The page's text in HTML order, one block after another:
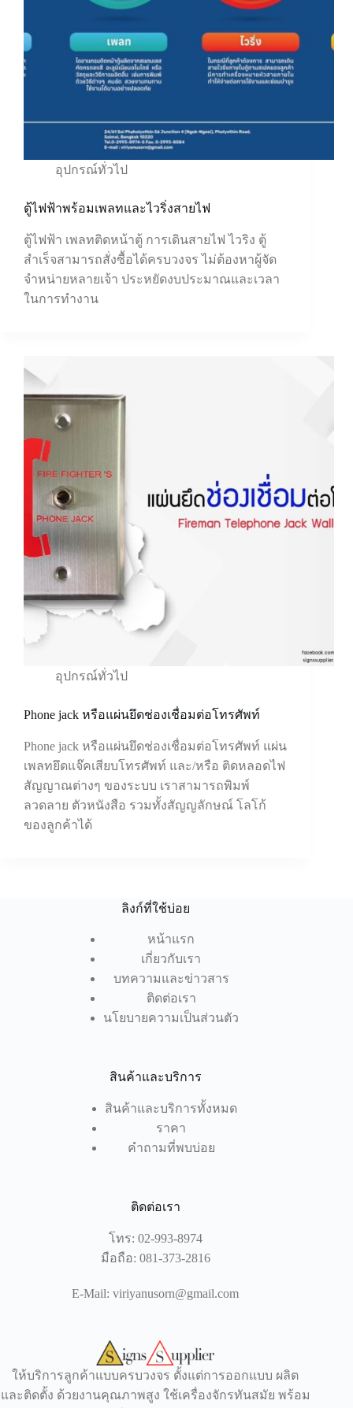
อุปกรณ์ทั่วไป
ตู้ไฟฟ้าพร้อมเพลทและไวริ่งสายไฟ
ตู้ไฟฟ้า เพลทติดหน้าตู้ การเดินสายไฟ ไวริง ตู้
สำเร็จสามารถสั่งซื้อได้ครบวงจร ไม่ต้องหาผู้จัด
จำหน่ายหลายเจ้า ประหยัดงบประมาณและเวลา
ในการทำงาน
อุปกรณ์ทั่วไป
Phone jack หรือแผ่นยึดช่องเชื่อมต่อโทรศัพท์
Phone jack หรือแผ่นยึดช่องเชื่อมต่อโทรศัพท์ แผ่น
เพลทยึดแจ๊คเสียบโทรศัพท์ และ/หรือ ติดหลอดไฟ
สัญญาณต่างๆ ของระบบ เราสามารถพิมพ์
ลวดลาย ตัวหนังสือ รวมทั้งสัญญลักษณ์ โลโก้
ของลูกค้าได้
ลิงก์ที่ใช้บ่อย
หน้าแรก
เกี่ยวกับเรา
บทความและข่าวสาร
ติดต่อเรา
นโยบายความเป็นส่วนตัว
สินค้าและบริการ
สินค้าและบริการทั้งหมด
ราคา
คำถามที่พบบ่อย
ติดต่อเรา
โทร: 02-993-8974
มือถือ: 081-373-2816
E-Mail:viriyanusorn@gmail.com
ให้บริการลูกค้าแบบครบวงจร ตั้งแต่การออกแบบ ผลิต
และติดตั้ง ด้วยงานคุณภาพสูง ใช้เครื่องจักรทันสมัย พร้อม